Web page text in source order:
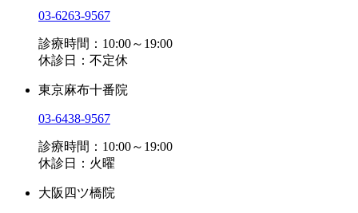
03-6263-9567
診療時間：10:00～19:00
休診日：不定休
東京麻布十番院
03-6438-9567
診療時間：10:00～19:00
休診日：火曜
大阪四ツ橋院